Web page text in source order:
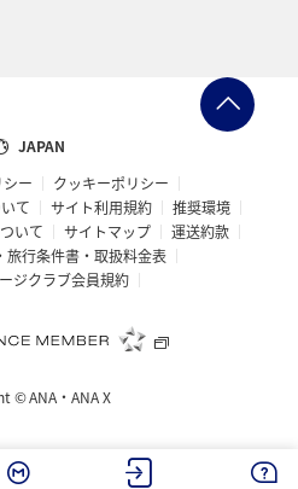
JAPAN
ー
クッキーポリシー
て
サイト利用規約
推奨環境
いて
サイトマップ
運送約款
旅行条件書・取扱料金表
ジクラブ会員規約
©ANA・ANA X